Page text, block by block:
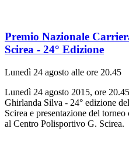
Premio Nazionale
Scirea - 24° Edizione
Lunedì 24 agosto alle ore 20.45
Lunedì 24 agosto 2015, ore
Ghirlanda Silva - 24° edizione
Scirea e presentazione del
al Centro Polisportivo G. Scirea.